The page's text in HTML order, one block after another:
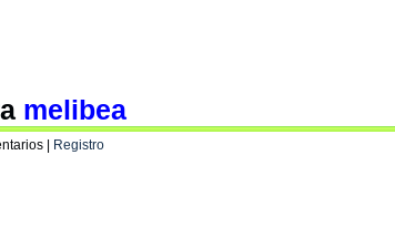
melibea
| Registro